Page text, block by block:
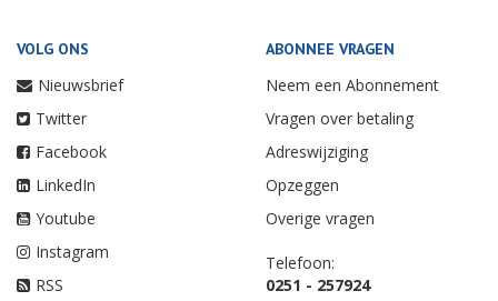
VOLG ONS
Nieuwsbrief
Twitter
Facebook
LinkedIn
Youtube
Instagram
RSS
ABONNEE VRAGEN
Neem een Abonnement
Vragen over betaling
Adreswijziging
Opzeggen
Overige vragen
Telefoon:
0251 - 257924